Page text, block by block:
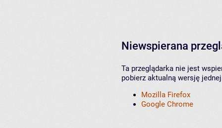
Niewspierana
Ta przeglądarka nie jest
pobierz aktualną wersję
Mozilla Firefox
Google Chrome